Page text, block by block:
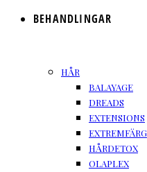
BEHANDLINGAR
HÅR
BALAYAGE
DREADS
EXTENSIONS
EXTREMFÄRG
HÅRDETOX
OLAPLEX